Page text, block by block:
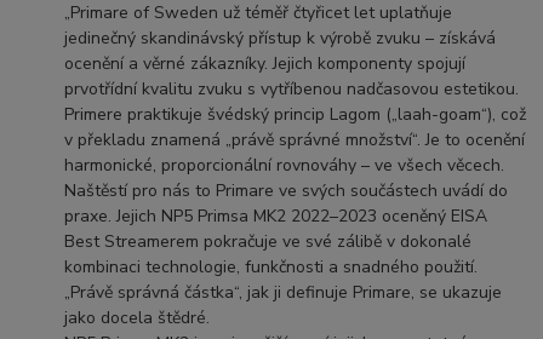
„Primare of Sweden už téměř čtyřicet let uplatňuje
jedinečný skandinávský přístup k výrobě zvuku – získává
ocenění a věrné zákazníky. Jejich komponenty spojují
prvotřídní kvalitu zvuku s vytříbenou nadčasovou estetikou.
Primere praktikuje švédský princip Lagom („laah-goam“), což
v překladu znamená „právě správné množství“. Je to ocenění
harmonické, proporcionální rovnováhy – ve všech věcech.
Naštěstí pro nás to Primare ve svých součástech uvádí do
praxe. Jejich NP5 Primsa MK2 2022–2023 oceněný EISA
Best Streamerem pokračuje ve své zálibě v dokonalé
kombinaci technologie, funkčnosti a snadného použití.
„Právě správná částka“, jak ji definuje Primare, se ukazuje
jako docela štědré.